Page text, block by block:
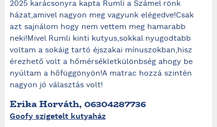
2025 karácsonyra kapta Rumli a Számel rönk
házat,amivel nagyon meg vagyunk elégedve!Csak
azt sajnálom hogy nem vettem meg hamarabb
neki!Mivel Rumli kinti kutyus,sokkal nyugodtabb
voltam a sokáig tartó éjszakai mínuszokban,hisz
érezhető volt a hőmérsékletkülönbség ahogy be
nyúltam a hőfüggönyön!A matrac hozzá szintén
nagyon jó választás volt!
Erika Horváth, 06304287736
Goofy szigetelt kutyaház